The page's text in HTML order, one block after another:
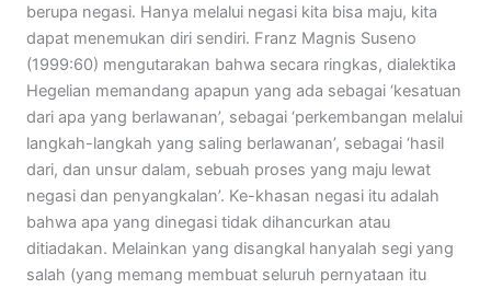
berupa negasi. Hanya melalui negasi kita bisa maju, kita
dapat menemukan diri sendiri. Franz Magnis Suseno
(1999:60) mengutarakan bahwa secara ringkas, dialektika
Hegelian memandang apapun yang ada sebagai ‘kesatuan
dari apa yang berlawanan’, sebagai ‘perkembangan melalui
langkah-langkah yang saling berlawanan’, sebagai ‘hasil
dari, dan unsur dalam, sebuah proses yang maju lewat
negasi dan penyangkalan’. Ke-khasan negasi itu adalah
bahwa apa yang dinegasi tidak dihancurkan atau
ditiadakan. Melainkan yang disangkal hanyalah segi yang
salah (yang memang membuat seluruh pernyataan itu